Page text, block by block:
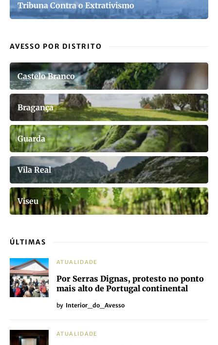
Tribuna Contra o Extrativismo
AVESSO POR DISTRITO
Castelo Branco
Bragança
Guarda
Vila Real
Viseu
ÚLTIMAS
ATUALIDADE
Por Serras Dignas, protesto no ponto
mais alto de Portugal continental
by Interior_do_Avesso
ATUALIDADE